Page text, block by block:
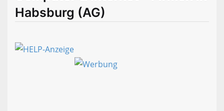
Habsburg (AG)